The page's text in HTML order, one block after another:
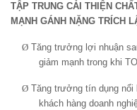
TẬP TRUNG CẢI THIỆN
MẠNH GÁNH NẶNG TRÍCH
Ø Tăng trưởng lợi nhuận
giảm mạnh trong khi
Ø Tăng trưởng tín dụng
khách hàng doanh